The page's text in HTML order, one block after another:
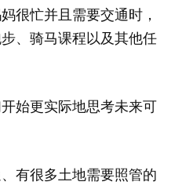
很忙并且需要交通时，
、骑马课程以及其他任
始更实际地思考未来可
有很多土地需要照管的